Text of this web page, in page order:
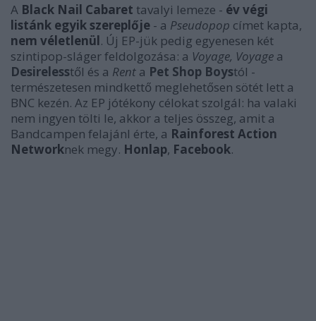
A Black Nail Cabaret tavalyi lemeze - év végi
listánk egyik szereplője - a Pseudopop címet kapta,
nem véletlenül. Új EP-jük pedig egyenesen két
szintipop-sláger feldolgozása: a Voyage, Voyage a
Desirelesstől és a Rent a Pet Shop Boystól -
természetesen mindkettő meglehetősen sötét lett a
BNC kezén. Az EP jótékony célokat szolgál: ha valaki
nem ingyen tölti le, akkor a teljes összeg, amit a
Bandcampen felajánl érte, a Rainforest Action
Networknek megy. Honlap, Facebook.